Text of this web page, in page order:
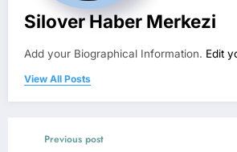
Silover Haber Merkezi
Add your Biographical Information. Edit
View All Posts
Previous post